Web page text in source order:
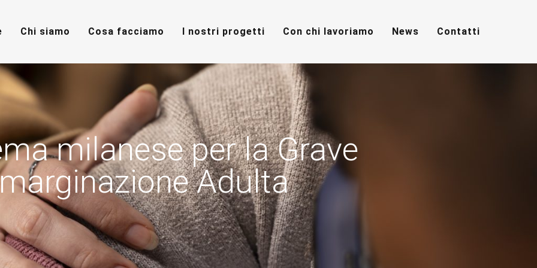
Chi siamo Cosa facciamo I nostri progetti Con chi lavoriamo News Contatti
milanese per la Grave
Adulta